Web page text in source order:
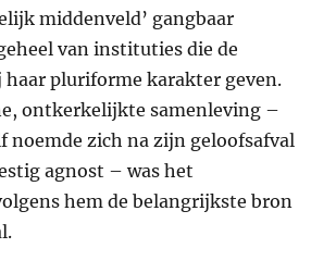
middenveld’ gangbaar
van instituties die de
haar pluriforme karakter geven.
ontkerkelijkte samenleving –
noemde zich na zijn geloofsafval
agnost – was het
hem de belangrijkste bron